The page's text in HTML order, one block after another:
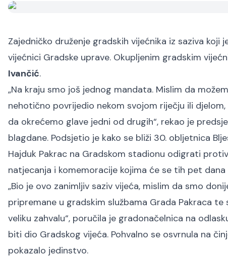
Zajedničko druženje gradskih vijećnika iz saziva
vijećnici Gradske uprave. Okupljenim gradskim
Ivančić.
„Na kraju smo još jednog mandata. Mislim da
nehotično povrijedio nekom svojom riječju ili
da okrećemo glave jedni od drugih“, rekao je
blagdane. Podsjetio je kako se bliži 30. obljetnica
Hajduk Pakrac na Gradskom stadionu odigrati
natjecanja i komemoracije kojima će se tih pet
„Bio je ovo zanimljiv saziv vijeća, mislim da smo
pripremane u gradskim službama Grada Pakraca
veliku zahvalu“, poručila je gradonačelnica na
biti dio Gradskog vijeća. Pohvalno se osvrnula na
pokazalo jedinstvo.